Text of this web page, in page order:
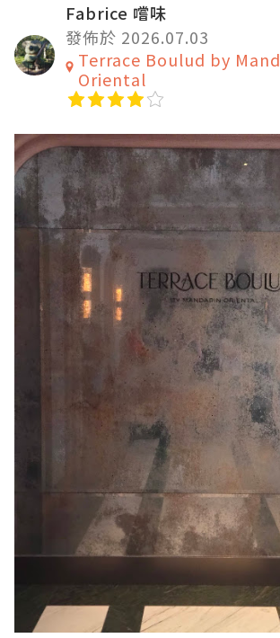
Fabrice 嚐味
發佈於 2026.07.03
Terrace Boulud by
Oriental